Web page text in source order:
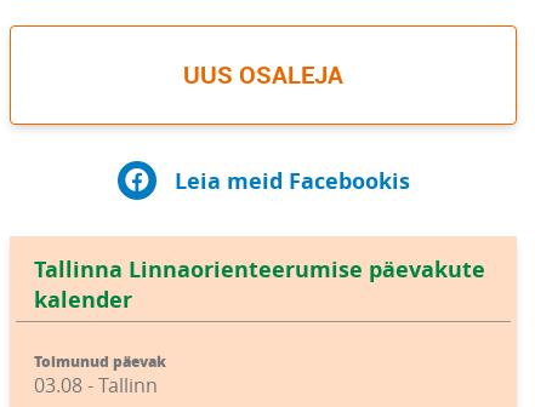
UUS OSALEJA
Leia meid Facebookis
Tallinna Linnaorienteerumise päevakute
kalender
Toimunud päevak
03.08 - Tallinn